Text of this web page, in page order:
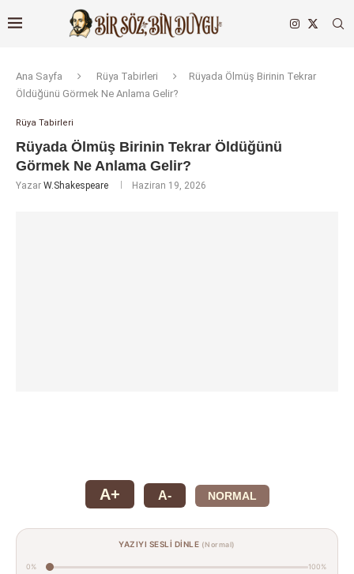
Ana Sayfa Rüya Tabirleri
Rüyada Ölmüş Birinin Tekrar
Öldüğünü Görmek Ne Anlama Gelir?
Rüya Tabirleri
Rüyada Ölmüş Birinin Tekrar Öldüğünü
Görmek Ne Anlama Gelir?
Yazar W.Shakespeare Haziran 19, 2026
A+ A- NORMAL
YAZIYI SESLİ DİNLE (Normal)
0% 100%